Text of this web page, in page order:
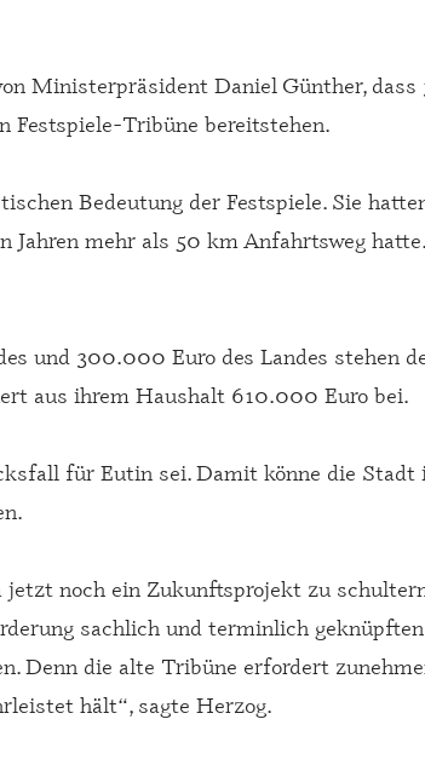
Ministerpräsident Daniel Günther, dass
Festspiele-Tribüne bereitstehen.
Bedeutung der Festspiele. Sie
Jahren mehr als 50 km Anfahrtsweg hatte.
und 300.000 Euro des Landes stehen
aus ihrem Haushalt 610.000 Euro bei.
für Eutin sei. Damit könne die Stadt
jetzt noch ein Zukunftsprojekt zu
sachlich und terminlich geknüpften
Denn die alte Tribüne erfordert
hält“, sagte Herzog.